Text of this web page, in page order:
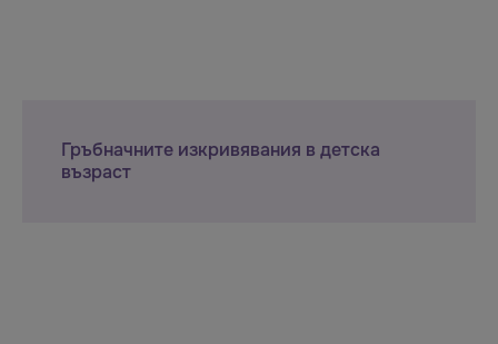
Гръбначните изкривявания в детска
възраст